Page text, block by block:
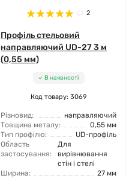
2
Профіль стельовий
направляючий UD-27 3 м
(0,55 мм)
В наявності
Код товару: 3069
Різновид:
направляючий
Товщина металу:
0,55 мм
Тип профілю:
UD-профіль
Область
застосування:
Для
вирівнювання
стін і стелі
Ширина:
27 мм